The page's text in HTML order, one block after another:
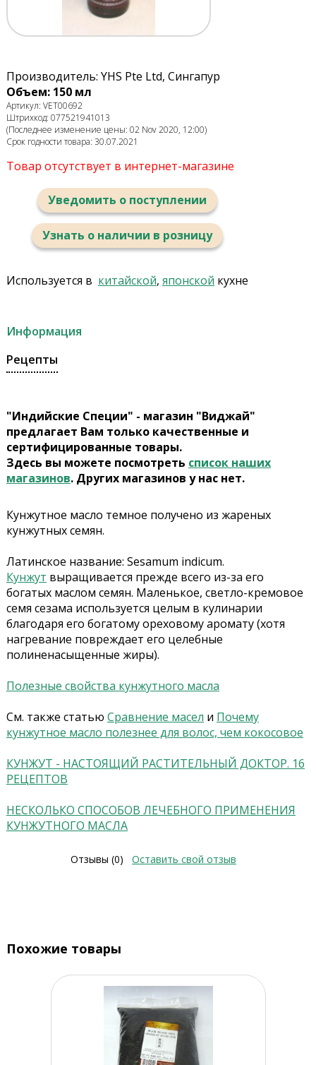
Производитель: YHS Pte Ltd, Сингапур
Объем: 150 мл
Артикул: VET00692
Штрихкод: 077521941013
(Последнее изменение цены: 02 Nov 2020, 12:00)
Срок годности товара: 30.07.2021
Товар отсутствует в интернет-магазине
Уведомить о поступлении
Узнать о наличии в розницу
Используется в китайской, японской кухне
Информация
Рецепты
"Индийские Специи" - магазин "Виджай"
предлагает Вам только качественные и
сертифицированные товары.
Здесь вы можете посмотреть список наших
магазинов. Других магазинов у нас нет.
Кунжутное масло темное получено из жареных
кунжутных семян.
Латинское название: Sesamum indicum.
Кунжут выращивается прежде всего из-за его
богатых маслом семян. Маленькое, светло-кремовое
семя сезама используется целым в кулинарии
благодаря его богатому ореховому аромату (хотя
нагревание повреждает его целебные
полиненасыщенные жиры).
Полезные свойства кунжутного масла
См. также статью Сравнение масел и Почему
кунжутное масло полезнее для волос, чем кокосовое
КУНЖУТ - НАСТОЯЩИЙ РАСТИТЕЛЬНЫЙ ДОКТОР. 16
РЕЦЕПТОВ
НЕСКОЛЬКО СПОСОБОВ ЛЕЧЕБНОГО ПРИМЕНЕНИЯ
КУНЖУТНОГО МАСЛА
Отзывы (0) Оставить свой отзыв
Похожие товары